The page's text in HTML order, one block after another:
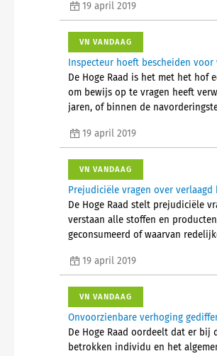
19 april 2019
VN VANDAAG
Inspecteur hoeft bescheiden
De Hoge Raad is het met het hof
om bewijs op te vragen heeft
jaren, of binnen de
19 april 2019
VN VANDAAG
Prejudiciële vragen over
De Hoge Raad stelt prejudiciële
verstaan alle stoffen en
geconsumeerd of waarvan
19 april 2019
VN VANDAAG
Onvoorzienbare verhoging
De Hoge Raad oordeelt dat er
betrokken individu en het